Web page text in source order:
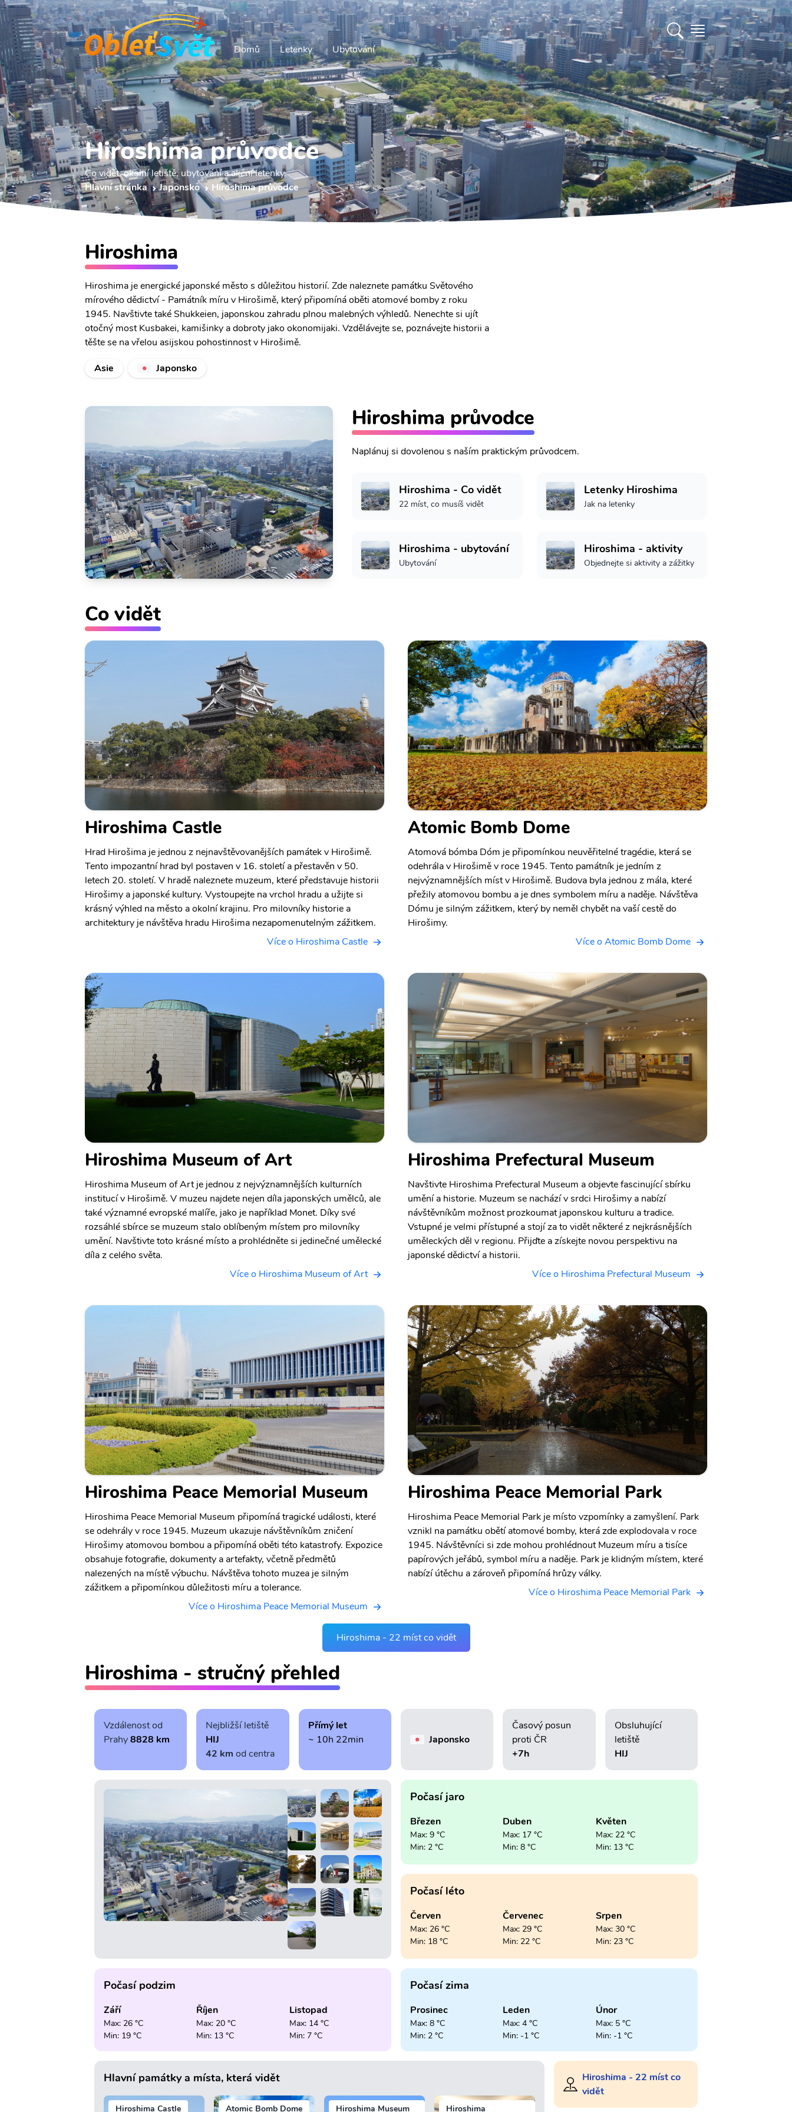
Domů Letenky Ubytování
Hiroshima průvodce
Co vidět, okolní letiště, ubytování a akční letenky.
Hlavní stránka
Japonsko Hiroshima průvodce
Hiroshima
Hiroshima je energické japonské město s důležitou historií. Zde naleznete památku Světového
mírového dědictví - Památník míru v Hirošimě, který připomíná oběti atomové bomby z roku
1945. Navštivte také Shukkeien, japonskou zahradu plnou malebných výhledů. Nenechte si ujít
otočný most Kusbakei, kamišinky a dobroty jako okonomijaki. Vzdělávejte se, poznávejte historii a
těšte se na vřelou asijskou pohostinnost v Hirošimě.
Asie
Japonsko
Hiroshima průvodce
Naplánuj si dovolenou s naším praktickým průvodcem.
Hiroshima - Co vidět
22 míst, co musíš vidět
Letenky Hiroshima
Jak na letenky
Hiroshima - ubytování
Ubytování
Hiroshima - aktivity
Objednejte si aktivity a zážitky
Co vidět
Hiroshima Castle
Hrad Hirošima je jednou z nejnavštěvovanějších památek v Hirošimě.
Tento impozantní hrad byl postaven v 16. století a přestavěn v 50.
letech 20. století. V hradě naleznete muzeum, které představuje historii
Hirošimy a japonské kultury. Vystoupejte na vrchol hradu a užijte si
krásný výhled na město a okolní krajinu. Pro milovníky historie a
architektury je návštěva hradu Hirošima nezapomenutelným zážitkem.
Více o Hiroshima Castle
Atomic Bomb Dome
Atomová bómba Dóm je připomínkou neuvěřitelné tragédie, která se
odehrála v Hirošimě v roce 1945. Tento památník je jedním z
nejvýznamnějších míst v Hirošimě. Budova byla jednou z mála, které
přežily atomovou bombu a je dnes symbolem míru a naděje. Návštěva
Dómu je silným zážitkem, který by neměl chybět na vaší cestě do
Hirošimy.
Více o Atomic Bomb Dome
Hiroshima Museum of Art
Hiroshima Museum of Art je jednou z nejvýznamnějších kulturních
institucí v Hirošimě. V muzeu najdete nejen díla japonských umělců, ale
také významné evropské malíře, jako je například Monet. Díky své
rozsáhlé sbírce se muzeum stalo oblíbeným místem pro milovníky
umění. Navštivte toto krásné místo a prohlédněte si jedinečné umělecké
díla z celého světa.
Více o Hiroshima Museum of Art
Hiroshima Prefectural Museum
Navštivte Hiroshima Prefectural Museum a objevte fascinující sbírku
umění a historie. Muzeum se nachází v srdci Hirošimy a nabízí
návštěvníkům možnost prozkoumat japonskou kulturu a tradice.
Vstupné je velmi přístupné a stojí za to vidět některé z nejkrásnějších
uměleckých děl v regionu. Přijďte a získejte novou perspektivu na
japonské dědictví a historii.
Více o Hiroshima Prefectural Museum
Hiroshima Peace Memorial Museum
Hiroshima Peace Memorial Museum připomíná tragické události, které
se odehrály v roce 1945. Muzeum ukazuje návštěvníkům zničení
Hirošimy atomovou bombou a připomíná oběti této katastrofy. Expozice
obsahuje fotografie, dokumenty a artefakty, včetně předmětů
nalezených na místě výbuchu. Návštěva tohoto muzea je silným
zážitkem a připomínkou důležitosti míru a tolerance.
Více o Hiroshima Peace Memorial Museum
Hiroshima Peace Memorial Park
Hiroshima Peace Memorial Park je místo vzpomínky a zamyšlení. Park
vznikl na památku obětí atomové bomby, která zde explodovala v roce
1945. Návštěvníci si zde mohou prohlédnout Muzeum míru a tisíce
papírových jeřábů, symbol míru a naděje. Park je klidným místem, které
nabízí útěchu a zároveň připomíná hrůzy války.
Více o Hiroshima Peace Memorial Park
Hiroshima - 22 míst co vidět
Hiroshima - stručný přehled
Vzdálenost od
Prahy8828 km
Nejbližší letiště
HIJ
42 km od centra
Přímý let
~ 10h 22min
Japonsko
Časový posun
proti ČR
+7h
Obsluhující
letiště
HIJ
Počasí jaro
Březen
Max: 9 °C
Min: 2 °C
Duben
Max: 17 °C
Min: 8 °C
Květen
Max: 22 °C
Min: 13 °C
Počasí léto
Červen
Max: 26 °C
Min: 18 °C
Červenec
Max: 29 °C
Min: 22 °C
Srpen
Max: 30 °C
Min: 23 °C
Počasí podzim
Září
Max: 26 °C
Min: 19 °C
Říjen
Max: 20 °C
Min: 13 °C
Listopad
Max: 14 °C
Min: 7 °C
Počasí zima
Prosinec
Max: 8 °C
Min: 2 °C
Leden
Max: 4 °C
Min: -1 °C
Únor
Max: 5 °C
Min: -1 °C
Hlavní památky a místa, která vidět
Hiroshima Castle Atomic Bomb Dome Hiroshima Museum Hiroshima
Hiroshima - 22 míst co
vidět